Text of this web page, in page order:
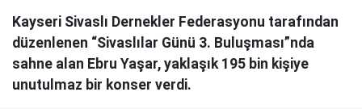
Kayseri Sivaslı Dernekler Federasyonu tarafından
düzenlenen “Sivaslılar Günü 3. Buluşması”nda
sahne alan Ebru Yaşar, yaklaşık 195 bin kişiye
unutulmaz bir konser verdi.